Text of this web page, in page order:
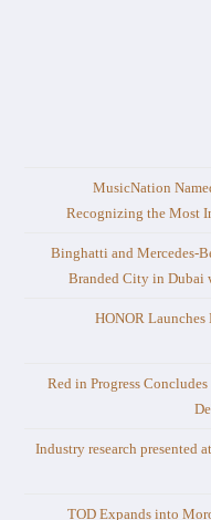
MusicNation
Recognizing the Most
Binghatti and Mercedes-
Branded City in Dubai
HONOR
Red in Progress
Industry research presented
TOD Expands into